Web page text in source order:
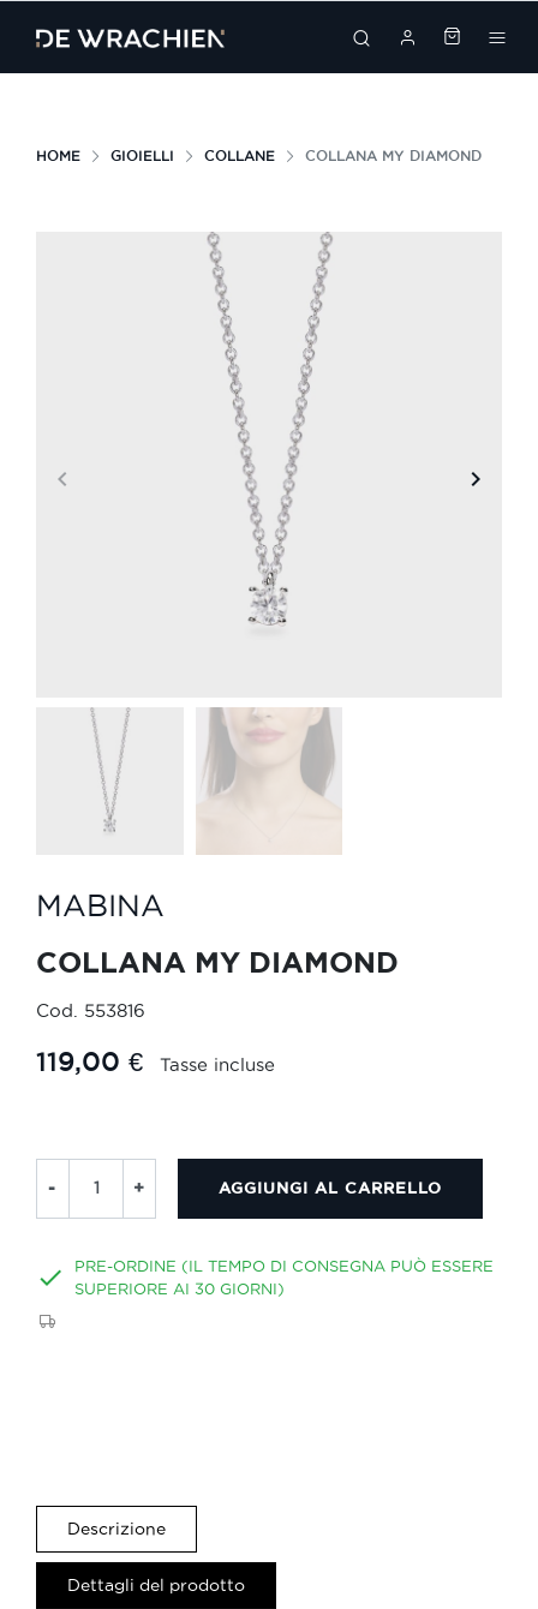
search
HOME GIOIELLI COLLANE COLLANA MY DIAMOND
Precedente
keyboard_arrow_left keyboard_arrow_right
MABINA
COLLANA MY DIAMOND
Cod. 553816
119,00 € Tasse incluse
- + AGGIUNGI AL CARRELLO

PRE-ORDINE (IL TEMPO DI CONSEGNA PUÒ ESSERE
SUPERIORE AI 30 GIORNI)
Descrizione
Dettagli del prodotto